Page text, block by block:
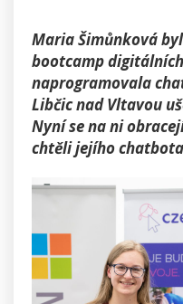
Maria Šimůnková b
bootcamp
naprogramovala
Libčic nad Vltavou
Nyní se na ni
chtěli jejího